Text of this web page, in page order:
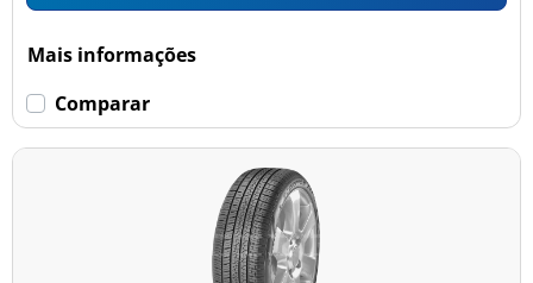
Mais informações
Comparar